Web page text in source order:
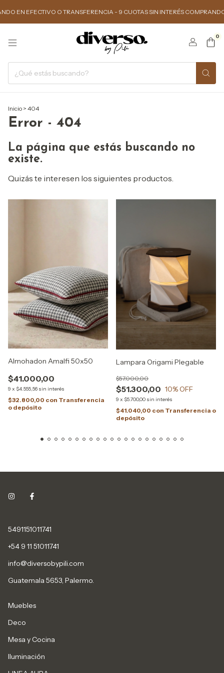
EN EFECTIVO O TRANSFERENCIA - 9 CUOTAS SIN INTERÉS
0
Inicio > 404
Error - 404
La página que estás buscando no
existe.
Quizás te interesen los siguientes productos.
Almohadon Amalfi 50x50
$41.000,00
9 x $4.555,56 sin interés
$32.800,00 con Transferencia
o depósito
Lampara Origami Plegable
$51.300,00
$57.000,00
10% OFF
9 x $5.700,00 sin interés
$41.040,00 con Transferencia o
depósito
5491151011741
+54 9 11 51011741
info@diversobypili.com
Guatemala 5653, Palermo.
Muebles
Deco
Mesa y Cocina
Iluminación